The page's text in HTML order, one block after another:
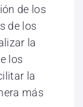
de los
de los
la
los
la
más